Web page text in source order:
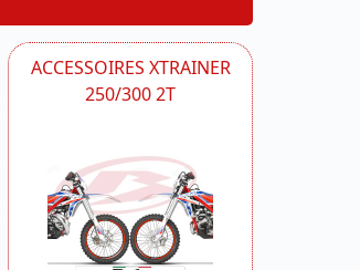
ACCESSOIRES XTRAINER
250/300 2T